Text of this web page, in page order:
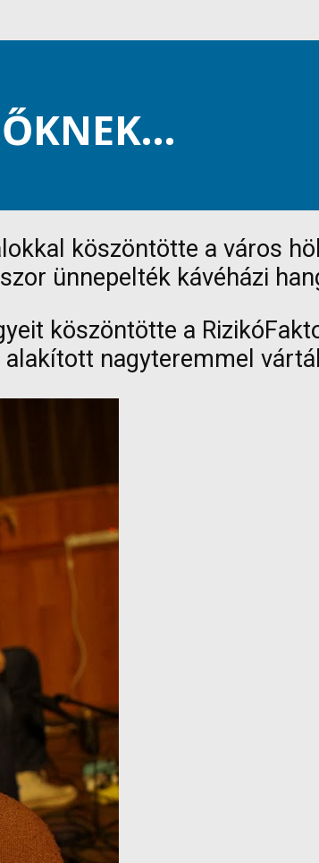
köszöntötte a város
ünnepelték kávéházi
köszöntötte a
nagyteremmel